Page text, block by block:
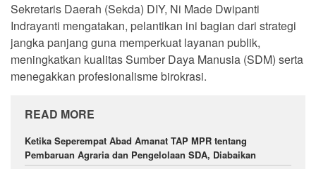
Sekretaris Daerah (Sekda) DIY, Ni Made Dwipanti
Indrayanti mengatakan, pelantikan ini bagian dari strategi
jangka panjang guna memperkuat layanan publik,
meningkatkan kualitas Sumber Daya Manusia (SDM) serta
menegakkan profesionalisme birokrasi.
READ MORE
Ketika Seperempat Abad Amanat TAP MPR tentang
Pembaruan Agraria dan Pengelolaan SDA, Diabaikan